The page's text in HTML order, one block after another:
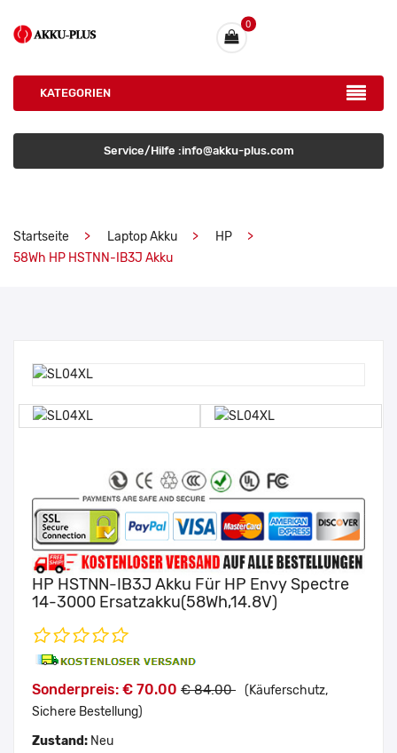
0
KATEGORIEN
Service/Hilfe :info@akku-plus.com
Startseite Laptop Akku
HP
58Wh HP HSTNN-IB3J Akku
HP HSTNN-IB3J Akku Für HP Envy Spectre
14-3000 Ersatzakku(58Wh,14.8V)
Sonderpreis: € 70.00 € 84.00 (Käuferschutz,
Sichere Bestellung)
Zustand: Neu